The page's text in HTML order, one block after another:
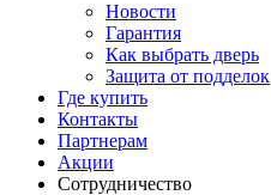
Новости
Гарантия
Как выбрать дверь
Защита от подделок
Где купить
Контакты
Партнерам
Акции
Сотрудничество